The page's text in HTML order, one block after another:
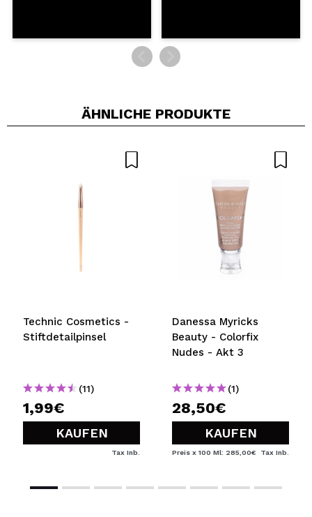
ÄHNLICHE PRODUKTE
Technic Cosmetics -
Stiftdetailpinsel
(11)
1,99€
KAUFEN
Tax Inb.
Danessa Myricks
Beauty - Colorfix
Nudes - Akt 3
(1)
28,50€
KAUFEN
Preis x 100 Ml: 285,00€ Tax Inb.